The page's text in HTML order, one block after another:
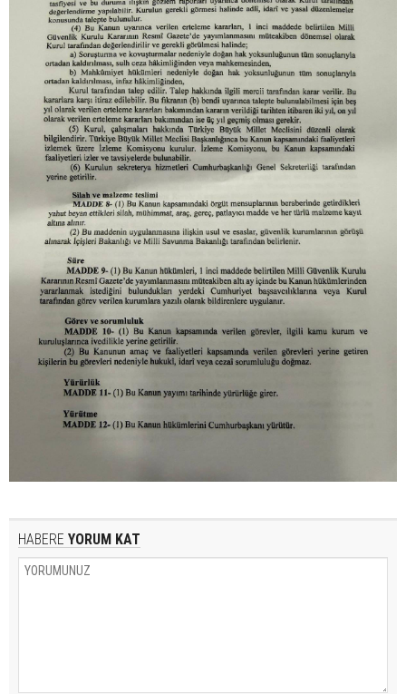
HABERE YORUM KAT